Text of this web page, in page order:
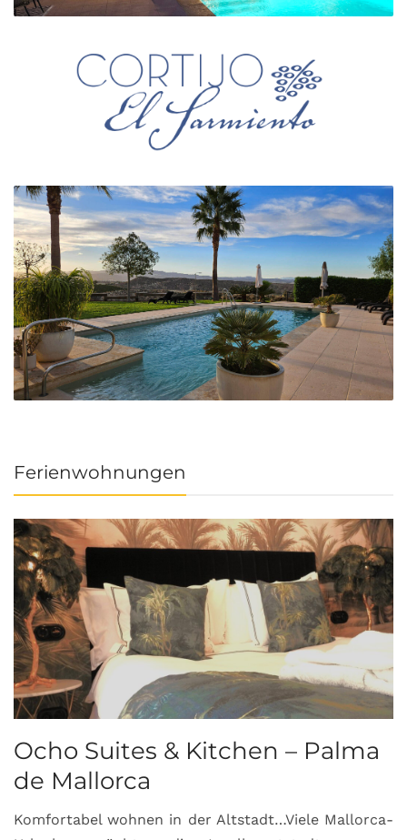
Ferienwohnungen
Ocho Suites & Kitchen – Palma
de Mallorca
Komfortabel wohnen in der Altstadt…Viele Mallorca-